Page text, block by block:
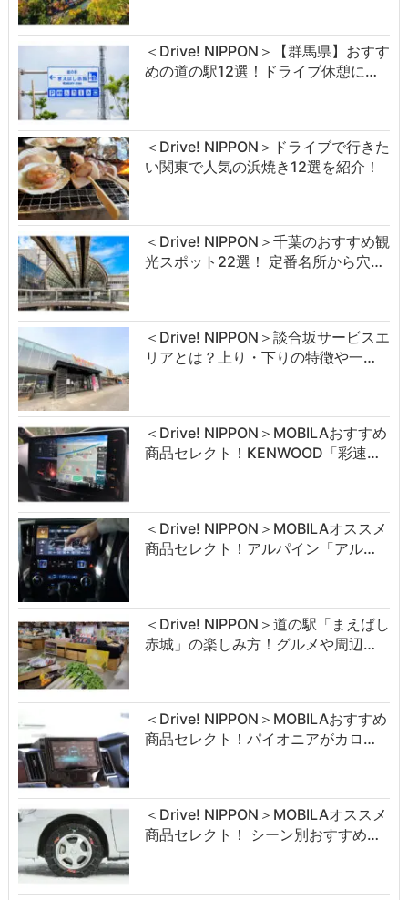
＜Drive! NIPPON＞【群馬県】おすす
めの道の駅12選！ドライブ休憩に…
＜Drive! NIPPON＞ドライブで行きた
い関東で人気の浜焼き12選を紹介！
＜Drive! NIPPON＞千葉のおすすめ観
光スポット22選！ 定番名所から穴…
＜Drive! NIPPON＞談合坂サービスエ
リアとは？上り・下りの特徴や一…
＜Drive! NIPPON＞MOBILAおすすめ
商品セレクト！KENWOOD「彩速…
＜Drive! NIPPON＞MOBILAオススメ
商品セレクト！アルパイン「アル…
＜Drive! NIPPON＞道の駅「まえばし
赤城」の楽しみ方！グルメや周辺…
＜Drive! NIPPON＞MOBILAおすすめ
商品セレクト！パイオニアがカロ…
＜Drive! NIPPON＞MOBILAオススメ
商品セレクト！ シーン別おすすめ…